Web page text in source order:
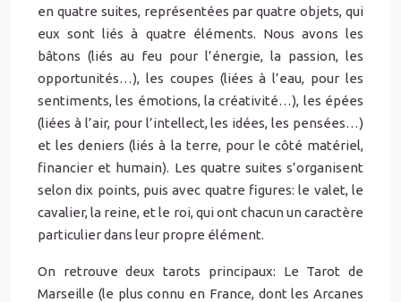
en quatre suites, représentées par quatre objets, qui
eux sont liés à quatre éléments. Nous avons les
bâtons (liés au feu pour l’énergie, la passion, les
opportunités…), les coupes (liées à l’eau, pour les
sentiments, les émotions, la créativité…), les épées
(liées à l’air, pour l’intellect, les idées, les pensées…)
et les deniers (liés à la terre, pour le côté matériel,
financier et humain). Les quatre suites s’organisent
selon dix points, puis avec quatre figures: le valet, le
cavalier, la reine, et le roi, qui ont chacun un caractère
particulier dans leur propre élément.
On retrouve deux tarots principaux: Le Tarot de
Marseille (le plus connu en France, dont les Arcanes